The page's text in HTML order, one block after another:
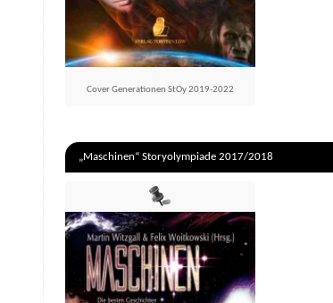
Cover Generationen StOy 2019-2022
„Maschinen“ Storyolympiade 2017/2018